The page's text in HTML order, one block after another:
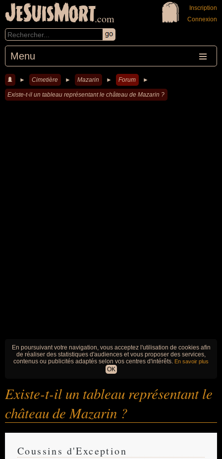
JeSuisMort.com
Menu
Inscription
Connexion
► Cimetière ► Mazarin ► Forum ►
Existe-t-il un tableau représentant le château de Mazarin ?
En poursuivant votre navigation, vous acceptez l'utilisation de cookies afin
de réaliser des statistiques d'audiences et vous proposer des services,
contenus ou publicités adaptés selon vos centres d'intérêts. En savoir plus
OK
Existe-t-il un tableau représentant le
château de Mazarin ?
Coussins d'Exception